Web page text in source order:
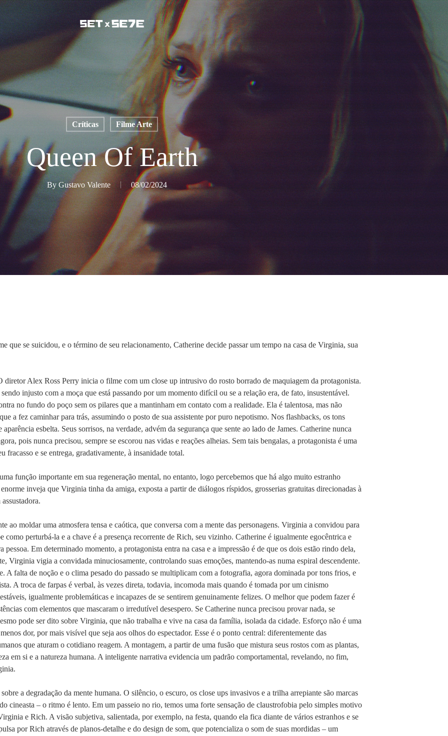
Críticas Filme Arte
Queen Of Earth
By Gustavo Valente 08/02/2024
que se suicidou, e o término de seu relacionamento, Catherine decide passar um tempo na casa de Virginia, sua
diretor Alex Ross Perry inicia o filme com um close up intrusivo do rosto borrado de maquiagem da protagonista.
injusto com a moça que está passando por um momento difícil ou se a relação era, de fato, insustentável.
no fundo do poço sem os pilares que a mantinham em contato com a realidade. Ela é talentosa, mas não
a fez caminhar para trás, assumindo o posto de sua assistente por puro nepotismo. Nos flashbacks, os tons
esbelta. Seus sorrisos, na verdade, advém da segurança que sente ao lado de James. Catherine nunca
pois nunca precisou, sempre se escorou nas vidas e reações alheias. Sem tais bengalas, a protagonista é uma
fracasso e se entrega, gradativamente, à insanidade total.
função importante em sua regeneração mental, no entanto, logo percebemos que há algo muito estranho
inveja que Virginia tinha da amiga, exposta a partir de diálogos ríspidos, grosserias gratuitas direcionadas à
ao moldar uma atmosfera tensa e caótica, que conversa com a mente das personagens. Virginia a convidou para
como perturbá-la e a chave é a presença recorrente de Rich, seu vizinho. Catherine é igualmente egocêntrica e
pessoa. Em determinado momento, a protagonista entra na casa e a impressão é de que os dois estão rindo dela,
Virginia vigia a convidada minuciosamente, controlando suas emoções, mantendo-as numa espiral descendente.
A falta de noção e o clima pesado do passado se multiplicam com a fotografia, agora dominada por tons frios, e
A troca de farpas é verbal, às vezes direta, todavia, incomoda mais quando é tomada por um cinismo
igualmente problemáticas e incapazes de se sentirem genuinamente felizes. O melhor que podem fazer é
com elementos que mascaram o irredutível desespero. Se Catherine nunca precisou provar nada, se
pode ser dito sobre Virginia, que não trabalha e vive na casa da família, isolada da cidade. Esforço não é uma
dor, por mais visível que seja aos olhos do espectador. Esse é o ponto central: diferentemente das
que aturam o cotidiano reagem. A montagem, a partir de uma fusão que mistura seus rostos com as plantas,
em si e a natureza humana. A inteligente narrativa evidencia um padrão comportamental, revelando, no fim,
a degradação da mente humana. O silêncio, o escuro, os close ups invasivos e a trilha arrepiante são marcas
cineasta – o ritmo é lento. Em um passeio no rio, temos uma forte sensação de claustrofobia pelo simples motivo
e Rich. A visão subjetiva, salientada, por exemplo, na festa, quando ela fica diante de vários estranhos e se
por Rich através de planos-detalhe e do design de som, que potencializa o som de suas mordidas – um